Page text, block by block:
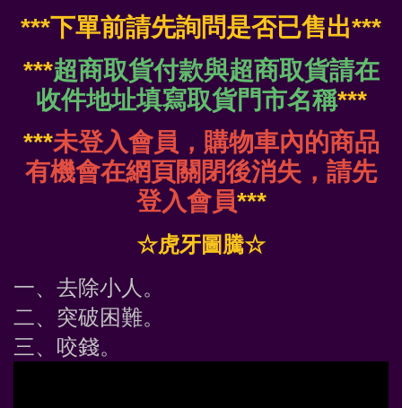
***下單前請先詢問是否已售出***
***超商取貨付款與超商取貨請在
收件地址填寫取貨門市名稱***
***未登入會員，購物車內的商品
有機會在網頁關閉後消失，請先
登入會員***
☆虎牙圖騰☆
一、去除小人。
二、突破困難。
三、咬錢。